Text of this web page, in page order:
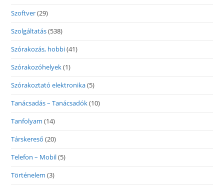
Szoftver(29)
Szolgáltatás(538)
Szórakozás, hobbi(41)
Szórakozóhelyek(1)
Szórakoztató elektronika(5)
Tanácsadás – Tanácsadók(10)
Tanfolyam (14)
Társkereső (20)
Telefon – Mobil(5)
Történelem (3)